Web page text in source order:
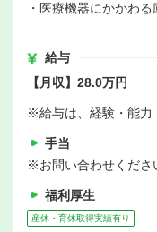
・医療機器にかかわ
給与
【月収】28.0万円
※給与は、経験・能力
手当
※お問い合わせくださ
福利厚生
産休・育休取得実績有り